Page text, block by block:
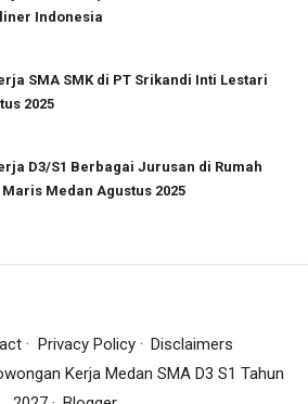
Indonesia
SMA SMK di PT Srikandi Inti Lestari
2025
D3/S1 Berbagai Jurusan di Rumah
Medan Agustus 2025
Privacy Policy
Disclaimers
Kerja Medan SMA D3 S1 Tahun